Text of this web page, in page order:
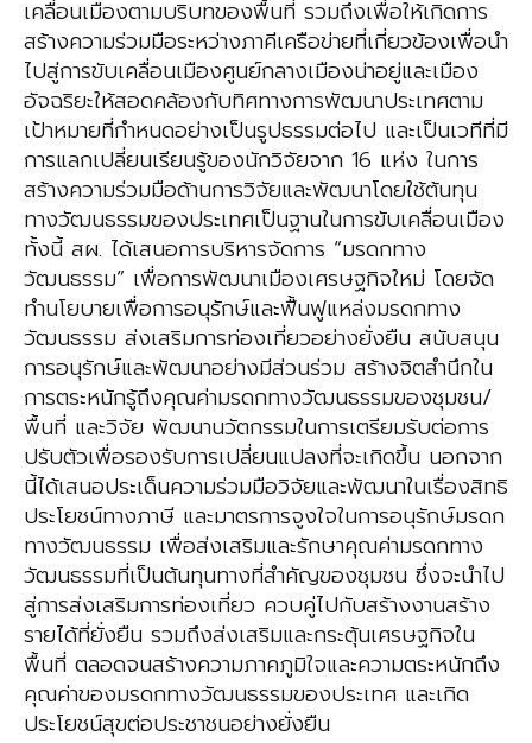
เคลื่อนเมืองตามบริบทของพื้นที่ รวมถึงเพื่อให้เกิดการ
สร้างความร่วมมือระหว่างภาคีเครือข่ายที่เกี่ยวข้องเพื่อนำ
ไปสู่การขับเคลื่อนเมืองศูนย์กลางเมืองน่าอยู่และเมือง
อัจฉริยะให้สอดคล้องกับทิศทางการพัฒนาประเทศตาม
เป้าหมายที่กำหนดอย่างเป็นรูปธรรมต่อไป และเป็นเวทีที่มี
การแลกเปลี่ยนเรียนรู้ของนักวิจัยจาก 16 แห่ง ในการ
สร้างความร่วมมือด้านการวิจัยและพัฒนาโดยใช้ต้นทุน
ทางวัฒนธรรมของประเทศเป็นฐานในการขับเคลื่อนเมือง
ทั้งนี้ สผ. ได้เสนอการบริหารจัดการ “มรดกทาง
วัฒนธรรม” เพื่อการพัฒนาเมืองเศรษฐกิจใหม่ โดยจัด
ทำนโยบายเพื่อการอนุรักษ์และฟื้นฟูแหล่งมรดกทาง
วัฒนธรรม ส่งเสริมการท่องเที่ยวอย่างยั่งยืน สนับสนุน
การอนุรักษ์และพัฒนาอย่างมีส่วนร่วม สร้างจิตสำนึกใน
การตระหนักรู้ถึงคุณค่ามรดกทางวัฒนธรรมของชุมชน/
พื้นที่ และวิจัย พัฒนานวัตกรรมในการเตรียมรับต่อการ
ปรับตัวเพื่อรองรับการเปลี่ยนแปลงที่จะเกิดขึ้น นอกจาก
นี้ได้เสนอประเด็นความร่วมมือวิจัยและพัฒนาในเรื่องสิทธิ
ประโยชน์ทางภาษี และมาตรการจูงใจในการอนุรักษ์มรดก
ทางวัฒนธรรม เพื่อส่งเสริมและรักษาคุณค่ามรดกทาง
วัฒนธรรมที่เป็นต้นทุนทางที่สำคัญของชุมชน ซึ่งจะนำไป
สู่การส่งเสริมการท่องเที่ยว ควบคู่ไปกับสร้างงานสร้าง
รายได้ที่ยั่งยืน รวมถึงส่งเสริมและกระตุ้นเศรษฐกิจใน
พื้นที่ ตลอดจนสร้างความภาคภูมิใจและความตระหนักถึง
คุณค่าของมรดกทางวัฒนธรรมของประเทศ และเกิด
ประโยชน์สุขต่อประชาชนอย่างยั่งยืน